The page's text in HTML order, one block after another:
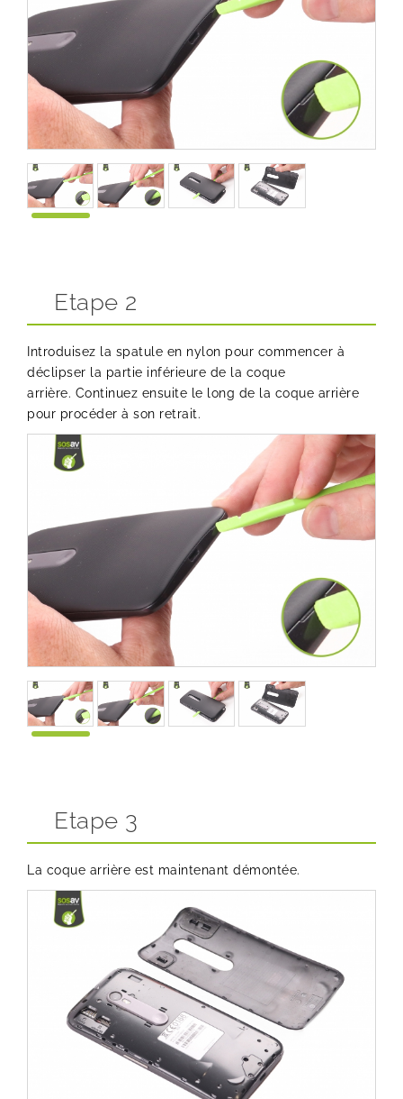
Etape 2
Introduisez la spatule en nylon pour commencer à
déclipser la partie inférieure de la coque
arrière. Continuez ensuite le long de la coque arrière
pour procéder à son retrait.
Etape 3
La coque arrière est maintenant démontée.